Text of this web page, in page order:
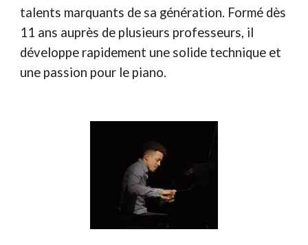
talents marquants de sa génération. Formé dès
11 ans auprès de plusieurs professeurs, il
développe rapidement une solide technique et
une passion pour le piano.